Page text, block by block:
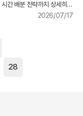
간 배분 전략까지 상세히
2026/07/17
28